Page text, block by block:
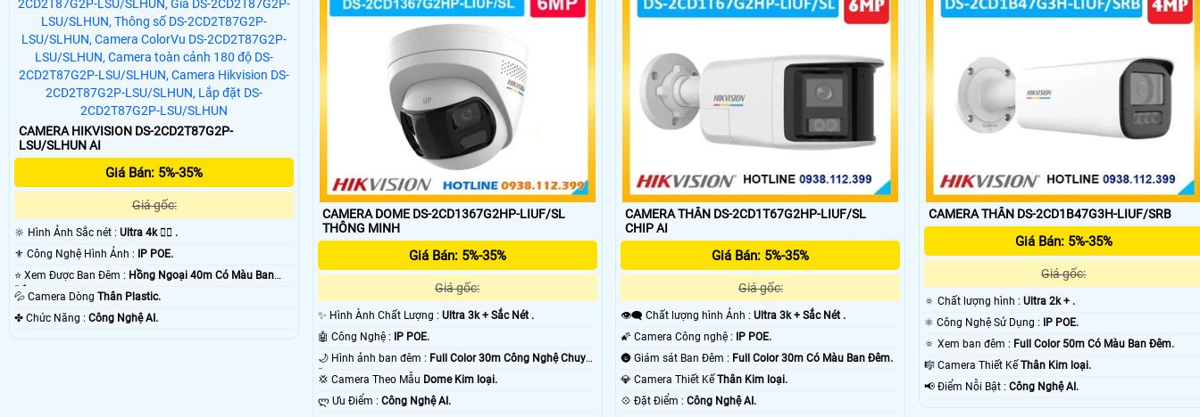
'
CAMERA HIKVISION DS-2CD2T87G2P-
LSU/SLHUN AI
Giá Bán: 5%-35%
Giá gốc:
🔆 Hình Ảnh Sắc nét : Ultra 4k 👍🏾 .
⚜️ Công Nghệ Hình Ảnh :
IP POE.
⭐ Xem Được Ban Đêm : Hồng Ngoại 40m Có Màu Ban
Ðêm.💦 Camera Dòng Thân Plastic.
️✤ Chức Năng : Công Nghệ AI.
CAMERA DOME DS-2CD1367G2HP-LIUF/SL
THÔNG MINH
Giá Bán: 5%-35%
Giá gốc:
✨ Hình Ành Chất Lượng : Ultra 3k + Sắc Nét .
🤖️ Công Nghệ :
IP POE.
🌙 Hình ảnh ban đêm : Full Color 30m Công Nghệ Chuyên
Dụng.💢 Camera Theo Mẫu Dome Kim loại.
️ლ Ưu Điểm : Công Nghệ AI.
CAMERA THÂN DS-2CD1T67G2HP-LIUF/SL
CHIP AI
Giá Bán: 5%-35%
Giá gốc:
👁️‍🗨 Chất lượng hình Ảnh :Ultra 3k + Sắc Nét .
🌠 Camera Công nghệ :
IP POE.
🌚 Giám sát Ban Đêm : Full Color 30m Có Màu Ban Ðêm.
💎 Camera Thiết KếThân Kim loại.
️💠 Đặt Điểm :Công Nghệ AI.
CAMERA THÂN DS-2CD1B47G3H-LIUF/SRB
Giá Bán: 5%-35%
Giá gốc:
🔅 Chất lượng hình : Ultra 2k + .
⚛️ Công Nghệ Sử Dụng :
IP POE.
🔅 Xem ban đêm : Full Color 50m Có Màu Ban Ðêm.
🎼️ Camera Thiết Kế Thân Kim loại.
️📢 Điểm Nỗi Bật : Công Nghệ AI.